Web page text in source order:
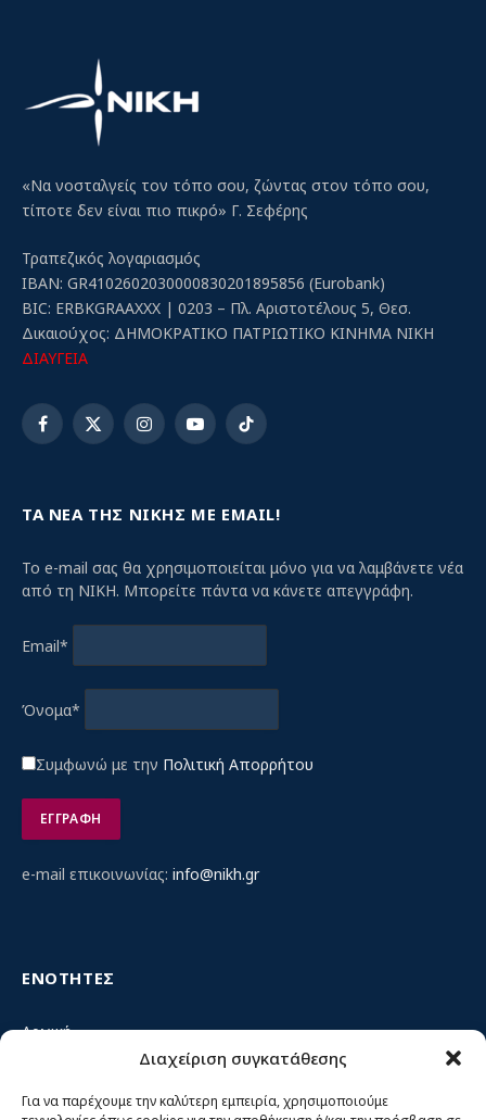
Διαχείριση συγκατάθεσης
Για να παρέχουμε την καλύτερη εμπειρία, χρησιμοποιούμε
«Να νοσταλγείς τον τόπο σου, ζώντας στον τόπο σου,
τίποτε δεν είναι πιο πικρό» Γ. Σεφέρης
Τραπεζικός λογαριασμός
IBAN: GR4102602030000830201895856 (Eurobank)
BIC: ERBKGRAAXXX | 0203 – Πλ. Αριστοτέλους 5, Θεσ.
Δικαιούχος: ΔΗΜΟΚΡΑΤΙΚΟ ΠΑΤΡΙΩΤΙΚΟ ΚΙΝΗΜΑ ΝΙΚΗ
ΔΙΑΥΓΕΙΑ
Facebook
X
InstagramYouTubeTikTok
ΤΑ ΝΕΑ ΤΗΣ ΝΙΚΗΣ ΜΕ EMAIL!
Το e-mail σας θα χρησιμοποιείται μόνο για να λαμβάνετε νέα
από τη ΝΙΚΗ. Μπορείτε πάντα να κάνετε απεγγράφη.
Email*
Όνομα*
Συμφωνώ με την Πολιτική Απορρήτου
e-mail επικοινωνίας: info@nikh.gr
ΕΝΟΤΗΤΕΣ
Αρχική
Κίνημα ΝΙΚΗ – Ποιοι είμαστε, αρχές & δράση
Θέσεις